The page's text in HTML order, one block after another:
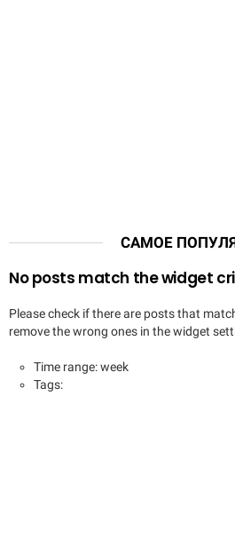
САМОЕ
No posts match the widget
Please check if there are posts that
remove the wrong ones in the widget
Time range: week
Tags: